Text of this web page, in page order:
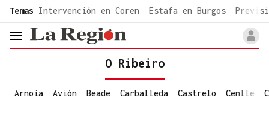
common.go-to-content
Temas Intervención en Coren Estafa en Burgos
header.menu.open
O Ribeiro
Arnoia Avión Beade Carballeda Castrelo Cenlle